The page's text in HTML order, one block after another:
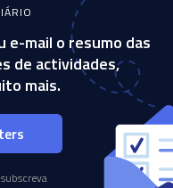
mail o resumo das
de actividades,
mais.